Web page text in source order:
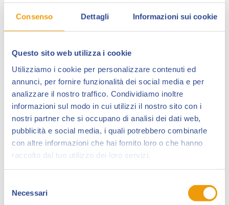
Consenso Dettagli Informazioni sui cookie
Questo sito web utilizza i cookie
Utilizziamo i cookie per personalizzare contenuti ed
annunci, per fornire funzionalità dei social media e per
analizzare il nostro traffico. Condividiamo inoltre
informazioni sul modo in cui utilizzi il nostro sito con i
nostri partner che si occupano di analisi dei dati web,
pubblicità e social media, i quali potrebbero combinarle
con altre informazioni che hai fornito loro o che hanno
raccolto dal tuo utilizzo dei loro servizi.
delNecessari
Gaia Fredella, in arte AoiG, è una fumettista,
illustratrice e grafica di Torino. Ha frequentato e si è
diplomata al Liceo Artistico Renato Cottini all’indirizzo
Design, per poi proseguire lo studio dell’illustrazione
e del fumetto alla Scuola Internazionale di Comics di
Torino, terminatanel 2019. Da allora ha intrapreso il
Tra le sue collaborazioni e progetti più importanti vi